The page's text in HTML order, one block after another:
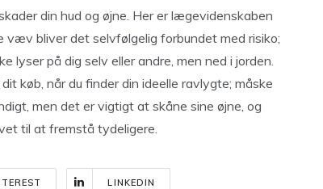
din hud og øjne. Her er lægevidenskaben
væv bliver det selvfølgelig forbundet med risiko;
lyser på dig selv eller andre, men ned i jorden.
køb, når du finder din ideelle ravlygte; måske
men det er vigtigt at skåne sine øjne, og
til at fremstå tydeligere.
LINKEDIN